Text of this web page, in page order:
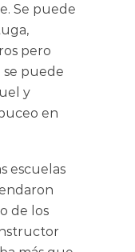
Se puede
pero
puede
y
en
escuelas
de los